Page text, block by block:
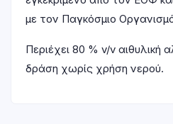
με τον Παγκόσμιο
Περιέχει 80 % v/v αιθυλική
δράση χωρίς χρήση νερού.